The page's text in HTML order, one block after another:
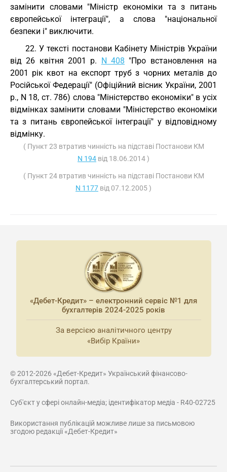
замінити словами "Міністр економіки та з питань
європейської інтеграції", а слова "національної
безпеки і" виключити.
22. У тексті постанови Кабінету Міністрів України
від 26 квітня 2001 р. N 408 "Про встановлення на
2001 рік квот на експорт труб з чорних металів до
Російської Федерації" (Офіційний вісник України, 2001
р., N 18, ст. 786) слова "Міністерство економіки" в усіх
відмінках замінити словами "Міністерство економіки
та з питань європейської інтеграції" у відповідному
відмінку.
( Пункт 23 втратив чинність на підставі Постанови КМ
N 194 від 18.06.2014 )
( Пункт 24 втратив чинність на підставі Постанови КМ
N 1177 від 07.12.2005 )
«Дебет-Кредит» – електронний сервіс №1 для
бухгалтерів 2024-2025 років
За версією аналітичного центру
«Вибір Країни»
© 2012-2026 «Дебет-Кредит» Український фінансово-
бухгалтерський портал.
Суб'єкт у сфері онлайн-медіа; ідентифікатор медіа - R40-02725
Використання публікацій можливе лише за письмовою
згодою редакції «Дебет-Кредит»